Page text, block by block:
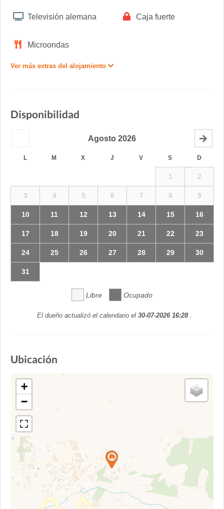
Televisión alemana Caja fuerte
Microondas
Ver más extras del alojamiento
Disponibilidad
Agosto 2026
L M X J V S D
1 2
3 4 5 6 7 8 9
10 11 12 13 14 15 16
17 18 19 20 21 22 23
24 25 26 27 28 29 30
31
Libre Ocupado
El dueño actualizó el calendario el 30-07-2026 16:28 .
Ubicación
+
−